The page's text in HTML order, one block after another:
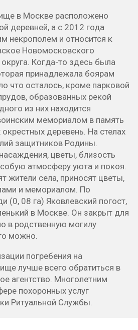
в Москве расположено
деревней, а с 2012 года
некрополем и относится к
Новомосковского
Когда-то здесь была
принадлежала боярам
что осталось, кроме парковой
образованных рекой
из них находится
мемориалом в память
деревень. На стелах
защитников Родины.
цветы, близость
атмосферу уюта и покоя.
жители села, приносят цветы,
и мемориалом. По
(0, 08 га) Яковлевский погост,
в Москве. Он закрыт для
в родственную могилу
можно.
погребения на
лучше всего обратиться в
агентство. Многолетним
похоронных услуг
Ритуальной Службы.